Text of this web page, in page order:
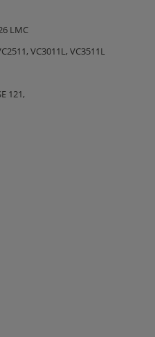
LMC
VC3011L, VC3511L
121,